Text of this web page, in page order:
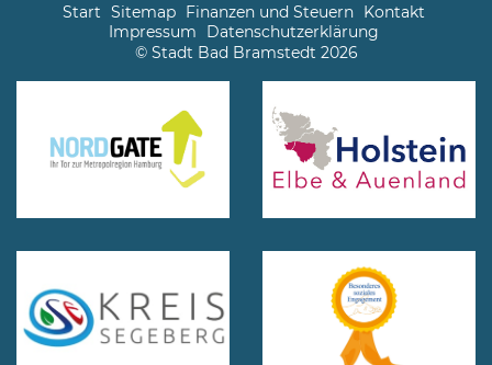
Start Sitemap Finanzen und Steuern Kontakt
Impressum
Datenschutzerklärung
© Stadt Bad Bramstedt 2026